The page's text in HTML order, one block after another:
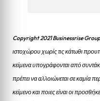
Copyright 2021 Businessrise
ιστοχώρου χωρίς τις κάτωθι
κείμενα υπογράφονται από
πρέπει να αλλοιώνεται σε καμία
κείμενο και ποιες είναι οι